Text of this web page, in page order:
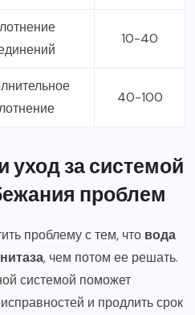
10-40
40-100
уход за системой
проблем
проблему с тем, что вода
, чем потом ее решать.
системой поможет
и продлить срок